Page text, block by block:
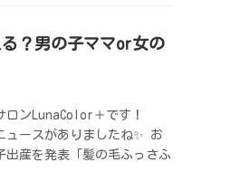
？男の子ママor女の
ロンLunaColor＋です！
ュースがありましたね✨ お
産を発表「髪の毛ふっさふ